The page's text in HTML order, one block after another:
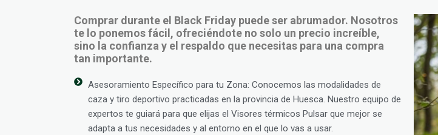
Comprar durante el Black Friday puede ser abrumador. Nosotros
te lo ponemos fácil, ofreciéndote no solo un precio increíble,
sino la confianza y el respaldo que necesitas para una compra
tan importante.
Asesoramiento Específico para tu Zona: Conocemos las modalidades de
caza y tiro deportivo practicadas en la provincia de Huesca. Nuestro equipo de
expertos te guiará para que elijas el Visores térmicos Pulsar que mejor se
adapta a tus necesidades y al entorno en el que lo vas a usar.